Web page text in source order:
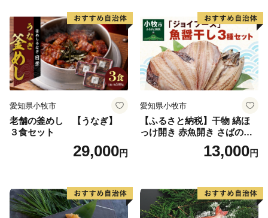
愛知県小牧市
老舗の釜めし 【うなぎ】
３食セット
29,000円
愛知県小牧市
【ふるさと納税】干物 縞ほ
っけ開き 赤魚開き さばの開
き 魚醤干し 3種 セット 詰め
合わせ 魚 おかず 肉厚 おいし
取り寄せグルメ 魚醤 ナンプ
ラー 愛知県 小牧市 冷凍 送料
無料
13,000円